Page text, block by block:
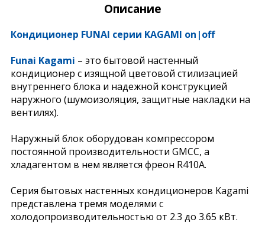
Описание
Кондиционер FUNAI серии KAGAMI on|off
Funai Kagami – это бытовой настенный
кондиционер с изящной цветовой стилизацией
внутреннего блока и надежной конструкцией
наружного (шумоизоляция, защитные накладки на
вентилях).
Наружный блок оборудован компрессором
постоянной производительности GMCC, а
хладагентом в нем является фреон R410A.
Серия бытовых настенных кондиционеров Kagami
представлена тремя моделями с
холодопроизводительностью от 2.3 до 3.65 кВт.